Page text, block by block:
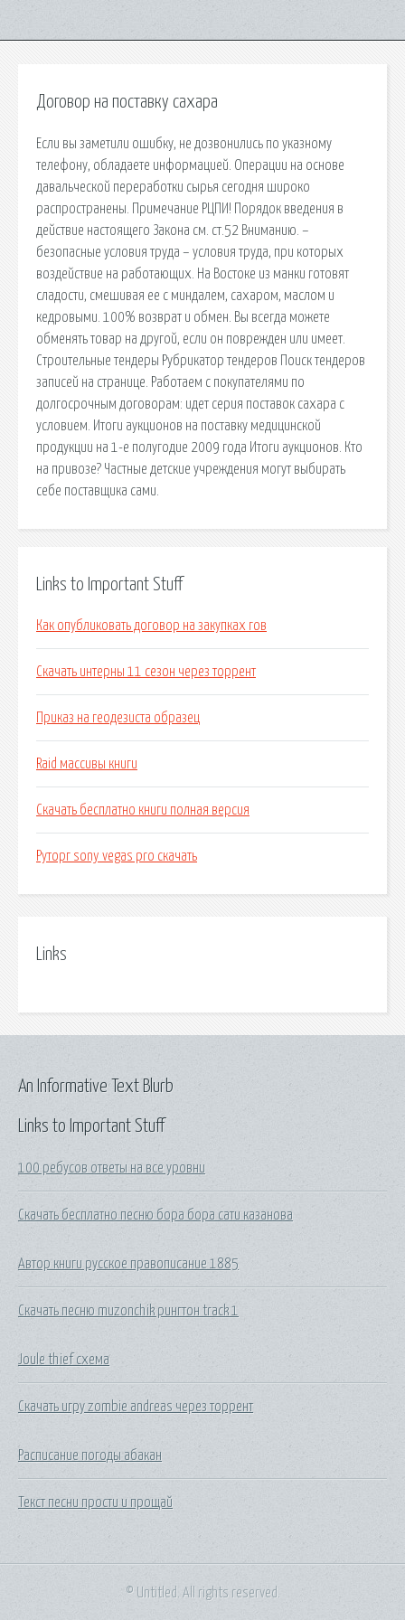
Договор на поставку сахара
Если вы заметили ошибку, не дозвонились по указному
телефону, обладаете информацией. Операции на основе
давальческой переработки сырья сегодня широко
распространены. Примечание РЦПИ! Порядок введения в
действие настоящего Закона см. ст.52 Вниманию. –
безопасные условия труда – условия труда, при которых
воздействие на работающих. На Востоке из манки готовят
сладости, смешивая ее с миндалем, сахаром, маслом и
кедровыми. 100% возврат и обмен. Вы всегда можете
обменять товар на другой, если он поврежден или имеет.
Строительные тендеры Рубрикатор тендеров Поиск тендеров
записей на странице. Работаем с покупателями по
долгосрочным договорам: идет серия поставок сахара с
условием. Итоги аукционов на поставку медицинской
продукции на 1-е полугодие 2009 года Итоги аукционов. Кто
на привозе? Частные детские учреждения могут выбирать
себе поставщика сами.
Links to Important Stuff
Как опубликовать договор на закупках гов
Скачать интерны 11 сезон через торрент
Приказ на геодезиста образец
Raid массивы книги
Скачать бесплатно книги полная версия
Руторг sony vegas pro скачать
Links
Links to Important Stuff
100 ребусов ответы на все уровни
Скачать бесплатно песню бора бора сати казанова
Автор книги русское правописание 1885
Скачать песню muzonchik рингтон track 1
Joule thief схема
Скачать игру zombie andreas через торрент
Расписание погоды абакан
Текст песни прости и прощай
An Informative Text Blurb
© Untitled. All rights reserved.